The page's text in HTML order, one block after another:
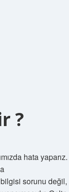
?
hata yaparız.
sorunu değil,